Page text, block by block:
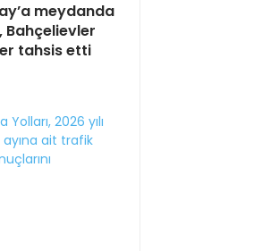
meydanda
Bahçelievler
tahsis etti